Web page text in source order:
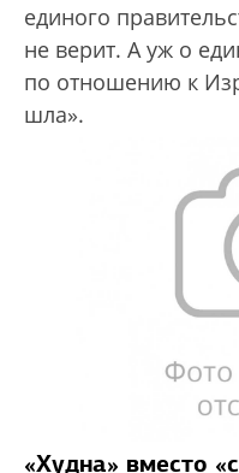
единого
не верит. А уж о
по отношению к
шла».
«Худна» вместо